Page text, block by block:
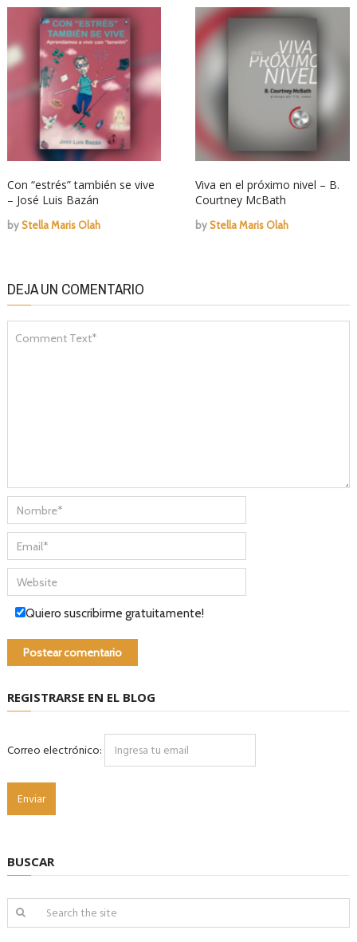
Con “estrés” también se vive
– José Luis Bazán
byStella Maris Olah
Viva en el próximo nivel – B.
Courtney McBath
byStella Maris Olah
DEJA UN COMENTARIO
Quiero suscribirme gratuitamente!
REGISTRARSE EN EL BLOG
Correo electrónico:
BUSCAR